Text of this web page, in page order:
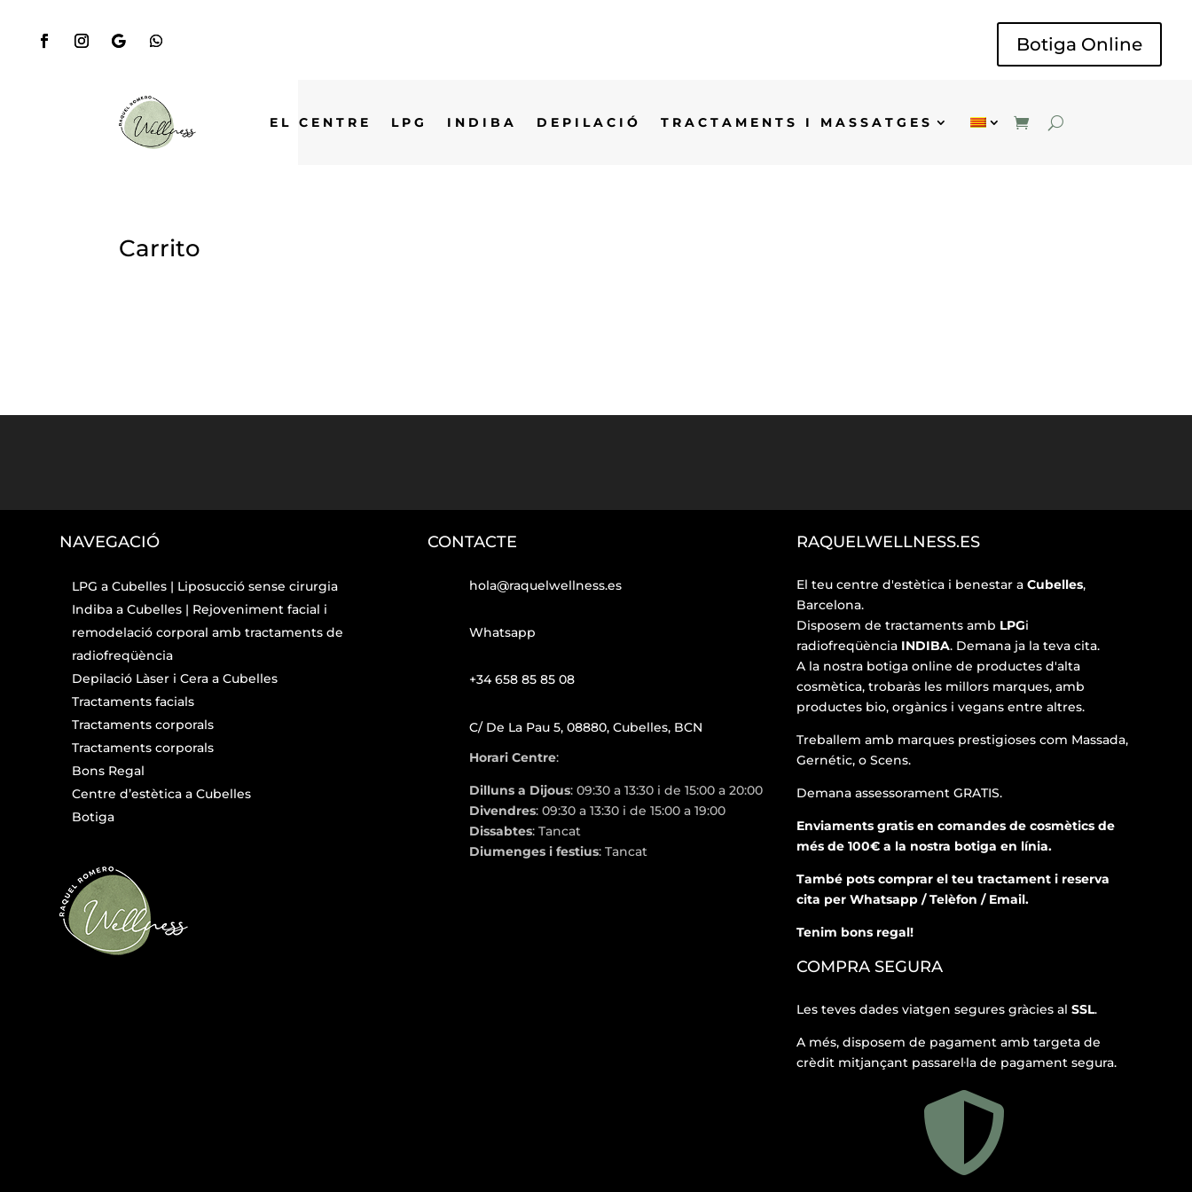
Botiga Online
EL CENTRE LPG INDIBA DEPILACIÓ TRACTAMENTS I MASSATGES
Carrito
NAVEGACIÓ
LPG a Cubelles | Liposucció sense cirurgia
Indiba a Cubelles | Rejoveniment facial i
remodelació corporal amb tractaments de
radiofreqüència
Depilació Làser i Cera a Cubelles
Tractaments facials
Tractaments corporals
Tractaments corporals
Bons Regal
Centre d’estètica a Cubelles
Botiga
CONTACTE
hola@raquelwellness.es
Whatsapp
+34 658 85 85 08
C/ De La Pau 5, 08880, Cubelles, BCN
Horari Centre:
Dilluns a Dijous: 09:30 a 13:30 i de 15:00 a 20:00
Divendres: 09:30 a 13:30 i de 15:00 a 19:00
Dissabtes: Tancat
Diumenges i festius: Tancat
RAQUELWELLNESS.ES
El teu centre d'estètica i benestar a Cubelles,
Barcelona.
Disposem de tractaments amb LPGi
radiofreqüència INDIBA. Demana ja la teva cita.
A la nostra botiga online de productes d'alta
cosmètica, trobaràs les millors marques, amb
productes bio, orgànics i vegans entre altres.
Treballem amb marques prestigioses com Massada,
Gernétic, o Scens.
Demana assessorament GRATIS.
Enviaments gratis en comandes de cosmètics de
més de 100€ a la nostra botiga en línia.
També pots comprar el teu tractament i reserva
cita per Whatsapp / Telèfon / Email.
Tenim bons regal!
COMPRA SEGURA
Les teves dades viatgen segures gràcies al SSL.
A més, disposem de pagament amb targeta de
crèdit mitjançant passarel·la de pagament segura.
